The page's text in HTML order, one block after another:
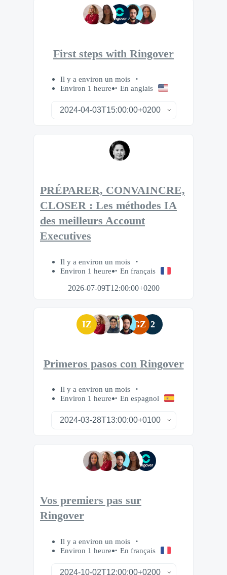
First steps with Ringover
Il y a environ un mois
Environ 1 heure
En anglais
PRÉPARER, CONVAINCRE,
CLOSER : Les méthodes IA
des meilleurs Account
Executives
Il y a environ un mois
Environ 1 heure
En français
2026-07-09T12:00:00+0200
IZ GZ 2
Primeros pasos con Ringover
Il y a environ un mois
Environ 1 heure
En espagnol
Vos premiers pas sur
Ringover
Il y a environ un mois
Environ 1 heure
En français